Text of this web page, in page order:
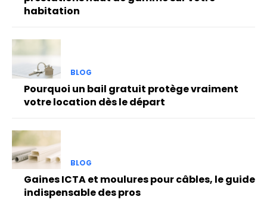
habitation
BLOG
Pourquoi un bail gratuit protège vraiment
votre location dès le départ
BLOG
Gaines ICTA et moulures pour câbles, le guide
indispensable des pros